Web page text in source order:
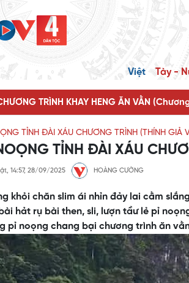
Việt Tày -
TRÌNH KHAY HENG ĂN VẰN
TỈNH ĐÀI XÁU CHƯƠNG TRÌNH (THÍNH GIẢ
TỈNH ĐÀI XÁU
14:57, 28/09/2025 HOÀNG CƯỜNG
khỏi chăn slim ái nhỉn đảy lai cằm
hảt rụ bài then, sli, lượn tầư lẻ pỉ
pỉ noọng chang bại chương trình ăn